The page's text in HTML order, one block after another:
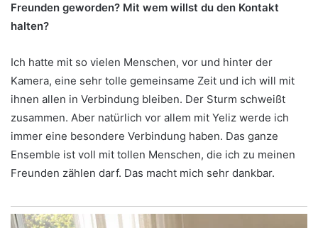
Freunden geworden? Mit wem willst du den Kontakt
halten?
Ich hatte mit so vielen Menschen, vor und hinter der
Kamera, eine sehr tolle gemeinsame Zeit und ich will mit
ihnen allen in Verbindung bleiben. Der Sturm schweißt
zusammen. Aber natürlich vor allem mit Yeliz werde ich
immer eine besondere Verbindung haben. Das ganze
Ensemble ist voll mit tollen Menschen, die ich zu meinen
Freunden zählen darf. Das macht mich sehr dankbar.